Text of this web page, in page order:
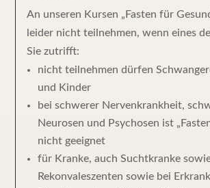
An unseren Kursen „Fasten für
leider nicht teilnehmen, wenn eines
Sie zutrifft:
nicht teilnehmen dürfen
und Kinder
bei schwerer Nervenkrankheit,
Neurosen und Psychosen ist
nicht geeignet
für Kranke, auch Suchtkranke
Rekonvaleszenten sowie bei